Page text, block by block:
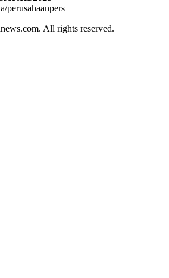
perusahaanpers
All rights reserved.